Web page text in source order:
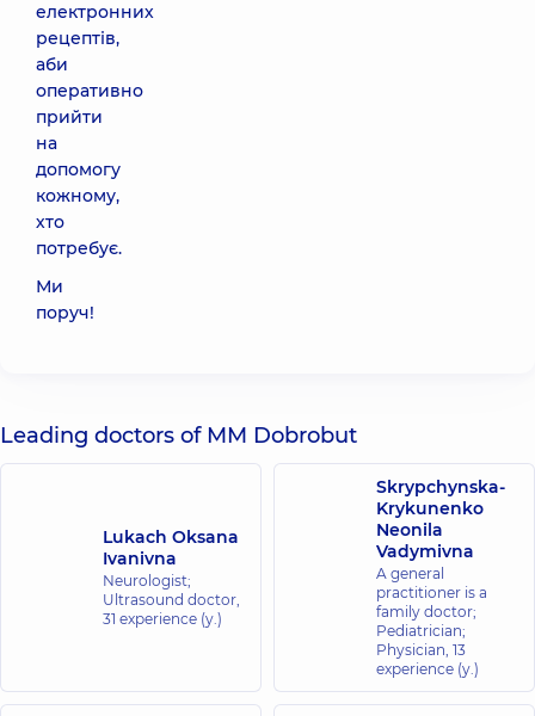
електронних
рецептів,
аби
оперативно
прийти
на
допомогу
кожному,
хто
потребує.
Ми
поруч!
Leading doctors of MM Dobrobut
Lukach Oksana
Ivanivna
Neurologist;
Ultrasound doctor,
31 experience (y.)
Skrypchynska-
Krykunenko
Neonila
Vadymivna
A general
practitioner is a
family doctor;
Pediatrician;
Physician, 13
experience (y.)